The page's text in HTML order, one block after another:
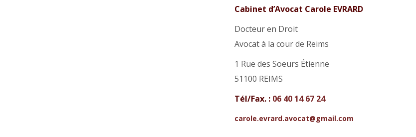
Cabinet d’Avocat Carole EVRARD
Docteur en Droit
Avocat à la cour de Reims
1 Rue des Soeurs Étienne
51100 REIMS
Tél/Fax. : 06 40 14 67 24
carole.evrard.avocat@gmail.com